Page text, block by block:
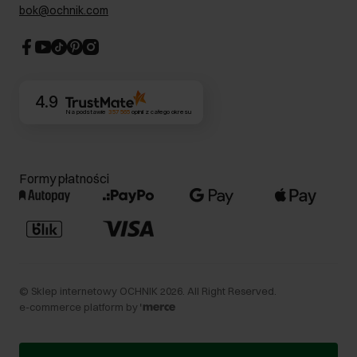
Dla akcjonariuszy
CSR
bok@ochnik.com
4.9
Na podstawie 357 565opinii z całego okresu
Formy płatności
© Sklep internetowy OCHNIK 2026 . All Right Reserved.
e-commerce platform by